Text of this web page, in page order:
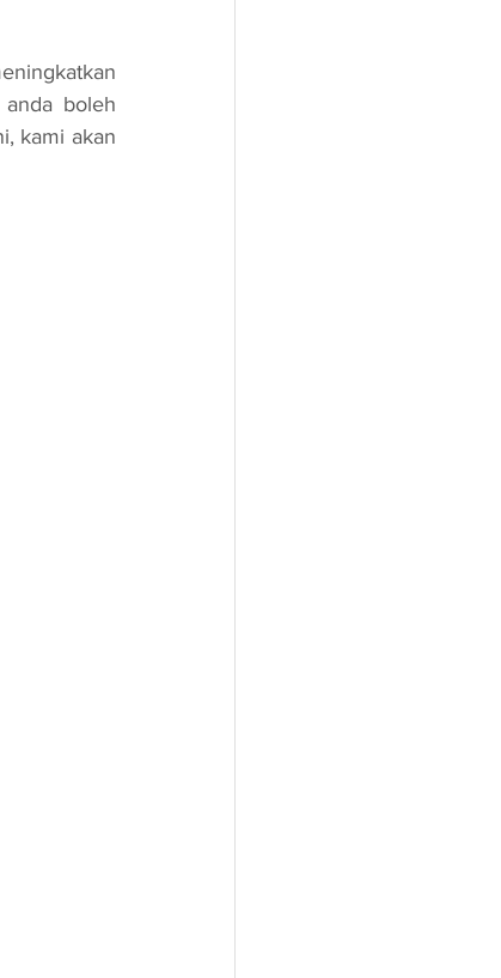
boleh
kami akan